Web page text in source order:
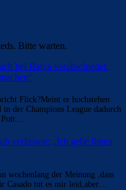
Bitte warten.
bei Barça verabschiedet:
Flick?Meint er hochstehen
in der Champions League dadurch
Pott…
verlassen: „Ich gebe ihnen
wochenlang der Meinung ,dass
Casado tut es mir leid,aber…